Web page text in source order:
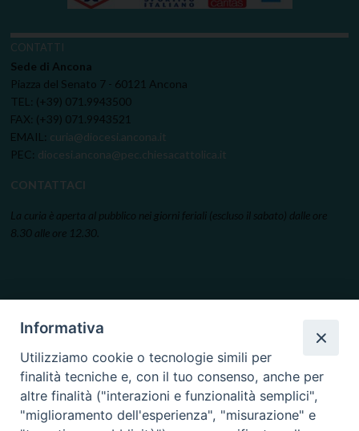
CONTATTI
Sede di Ancona
Piazza del Senato 7 - 60121 Ancona
TEL: (+39) 071.9943500
FAX: (+39) 071.9943521
EMAIL: curia@diocesi.ancona.it
PEC: diocesi.ancona@pec.chiesacattolica.it
CONTATTACI
La curia è aperta al pubblico nei giorni feriali (escluso il sabato) dalle ore
8.30 alle ore 12.30.
Informativa
Utilizziamo cookie o tecnologie simili per
finalità tecniche e, con il tuo consenso, anche per
altre finalità ("interazioni e funzionalità semplici",
"miglioramento dell'esperienza", "misurazione" e